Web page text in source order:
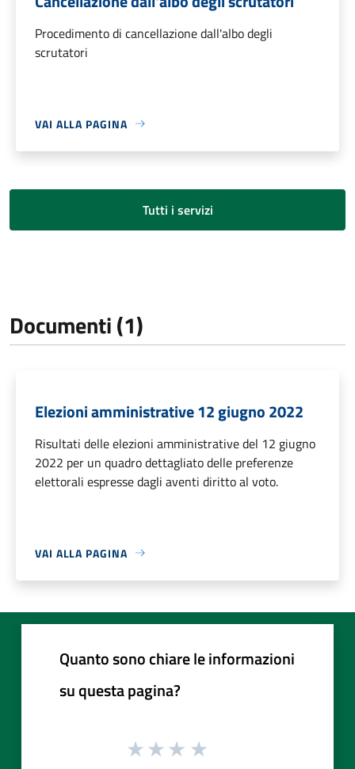
Procedimento di cancellazione dall'albo degli
scrutatori
VAI ALLA PAGINA
Tutti i servizi
Documenti (1)
Elezioni amministrative 12 giugno 2022
Risultati delle elezioni amministrative del 12 giugno
2022 per un quadro dettagliato delle preferenze
elettorali espresse dagli aventi diritto al voto.
VAI ALLA PAGINA
Quanto sono chiare le informazioni
su questa pagina?